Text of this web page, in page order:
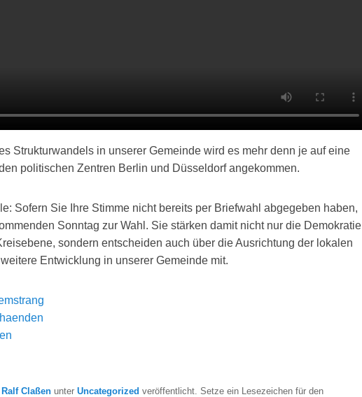
Strukturwandels in unserer Gemeinde wird es mehr denn je auf eine
politischen Zentren Berlin und Düsseldorf angekommen.
Sofern Sie Ihre Stimme nicht bereits per Briefwahl abgegeben haben,
Sonntag zur Wahl. Sie stärken damit nicht nur die Demokratie
sondern entscheiden auch über die Ausrichtung der lokalen
Entwicklung in unserer Gemeinde mit.
Ralf Claßenunter Uncategorized veröffentlicht. Setze ein Lesezeichen für den